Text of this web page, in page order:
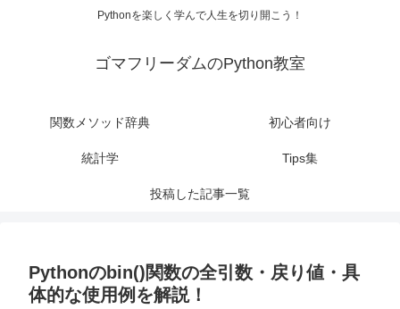
Pythonを楽しく学んで人生を切り開こう！
ゴマフリーダムのPython教室
関数メソッド辞典 初心者向け
統計学 Tips集
投稿した記事一覧
Pythonのbin()関数の全引数・戻り値・具
体的な使用例を解説！